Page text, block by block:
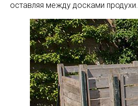
оставляя между досками продухи.